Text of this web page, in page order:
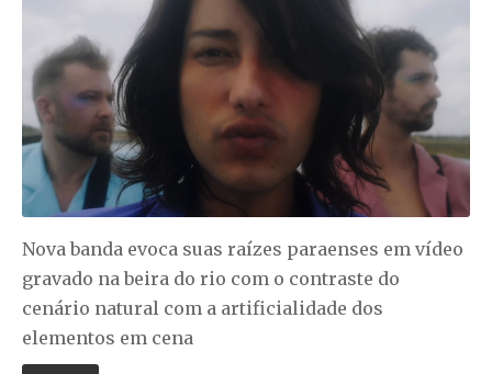
Nova banda evoca suas raízes paraenses em vídeo
gravado na beira do rio com o contraste do
cenário natural com a artificialidade dos
elementos em cena